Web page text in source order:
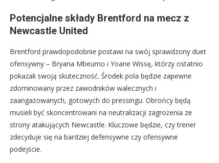
Potencjalne składy Brentford na mecz z
Newcastle United
Brentford prawdopodobnie postawi na swój sprawdzony duet
ofensywny – Bryana Mbeumo i Yoane Wissę, którzy ostatnio
pokazali swoją skuteczność. Środek pola będzie zapewne
zdominowany przez zawodników walecznych i
zaangażowanych, gotowych do pressingu. Obrońcy będą
musieli być skoncentrowani na neutralizacji zagrożenia ze
strony atakujących Newcastle. Kluczowe będzie, czy trener
zdecyduje się na bardziej defensywne czy ofensywne
podejście.